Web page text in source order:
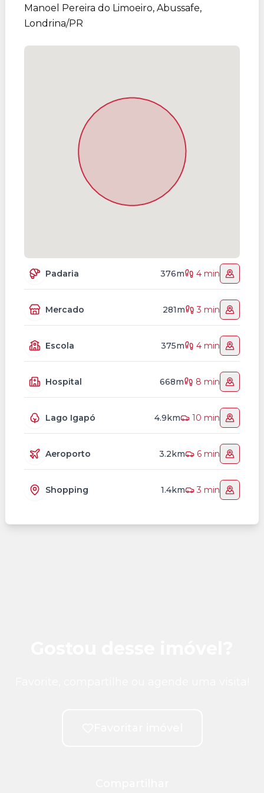
Manoel Pereira do Limoeiro, Abussafe,
Londrina/PR
Padaria 376m 4 min
Mercado 281m 3 min
Escola 375m 4 min
Hospital 668m 8 min
Lago Igapó 4.9km 10 min
Aeroporto 3.2km 6 min
Shopping 1.4km 3 min